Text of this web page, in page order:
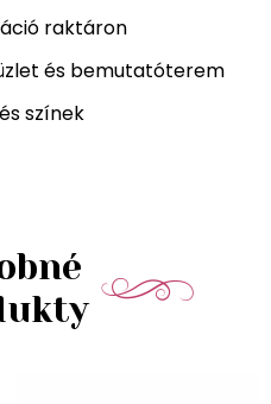
raktáron
és bemutatóterem
színek